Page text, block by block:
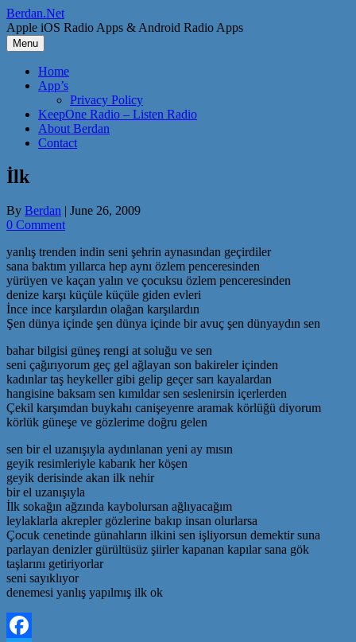
Skip
to
content
Berdan.Net
Apple iOS Radio Apps & Android Radio Apps
Menu
Home
App’s
Privacy Policy
KeepOne Radio – Listen Radio
About Berdan
Contact
İlk
By Berdan | June 26, 2009
0 Comment
yanlış trenden indin seni şehrin aynasından geçirdiler
sana baktım yıllarca hep aynı özlem penceresinden
yürüyen ve kaçan yalın ve çocuksu özlem penceresinden
denize karşı küçüle küçüle giden evleri
İnce ince karşılardın olağan karşılardın
Şen dünya içinde şen dünya içinde bir avuç şen dünyaydın sen
bahar bilgisi güneş rengi at soluğu ve sen
seni çağırıyorum geç gel ağlayan son bakireler içinden
kadınlar taş heykeller gibi gelip geçer sarı kayalardan
hangisine baksam sen kımıldar sen seslenirsin içerlerden
Çekil karşımdan buykahı canişeyenre aramak körlüğü diyorum
körlük güneşe ve gözlerime doğru gelen
sen bir el uzanışıyla aydınlanan yeni ay mısın
geyik resimleriyle kabarık her köşen
geyik derisinde akan ilk nehir
bir el uzanışıyla
İlk sokağın ağzında kaybolursan ağlıyacağım
leylaklarla akrepler gözlerine bakıp insan olurlarsa
Çocuk cenetinde günahların ilkini sen işliyorsun demektir suna
parlayan denizler gürültüsüz şiirler kapanan kapılar sana gök
taşlarını getiriyorlar
seni sayıklıyor
denemesi yanlış yapılmış ilk ok